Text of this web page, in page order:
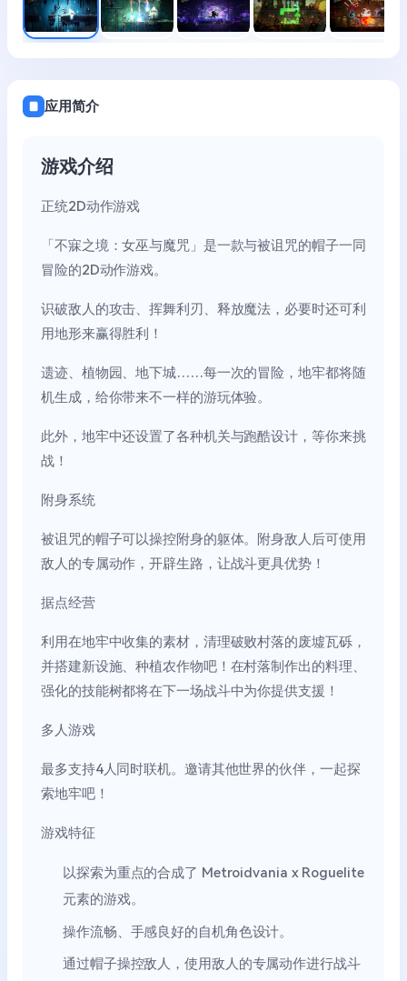
应用简介
游戏介绍
正统2D动作游戏
「不寐之境：女巫与魔咒」是一款与被诅咒的帽子一同
冒险的2D动作游戏。
识破敌人的攻击、挥舞利刃、释放魔法，必要时还可利
用地形来赢得胜利！
遗迹、植物园、地下城……每一次的冒险，地牢都将随
机生成，给你带来不一样的游玩体验。
此外，地牢中还设置了各种机关与跑酷设计，等你来挑
战！
附身系统
被诅咒的帽子可以操控附身的躯体。附身敌人后可使用
敌人的专属动作，开辟生路，让战斗更具优势！
据点经营
利用在地牢中收集的素材，清理破败村落的废墟瓦砾，
并搭建新设施、种植农作物吧！在村落制作出的料理、
强化的技能树都将在下一场战斗中为你提供支援！
多人游戏
最多支持4人同时联机。邀请其他世界的伙伴，一起探
索地牢吧！
游戏特征
以探索为重点的合成了 Metroidvania x Roguelite
元素的游戏。
操作流畅、手感良好的自机角色设计。
通过帽子操控敌人，使用敌人的专属动作进行战斗